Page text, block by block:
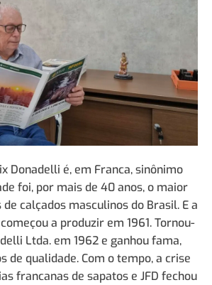
Donadelli é, em Franca, sinônimo
foi, por mais de 40 anos, o maior
calçados masculinos do Brasil. E a
a produzir em 1961. Tornou-
Ltda. em 1962 e ganhou fama,
de qualidade. Com o tempo, a crise
francanas de sapatos e JFD fechou